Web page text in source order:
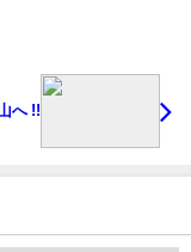
へ !!